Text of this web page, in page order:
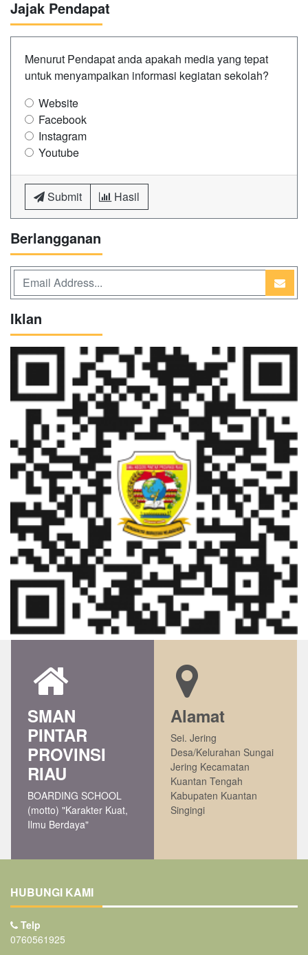
Jajak Pendapat
Menurut Pendapat anda apakah media yang tepat
untuk menyampaikan informasi kegiatan sekolah?
Website
Facebook
Instagram
Youtube
Submit Hasil
Berlangganan
Iklan
SMAN
PINTAR
PROVINSI
RIAU
BOARDING SCHOOL
(motto) "Karakter Kuat,
Ilmu Berdaya"
Alamat
Sei. Jering
Desa/Kelurahan Sungai
Jering Kecamatan
Kuantan Tengah
Kabupaten Kuantan
Singingi
HUBUNGI KAMI
Telp
0760561925